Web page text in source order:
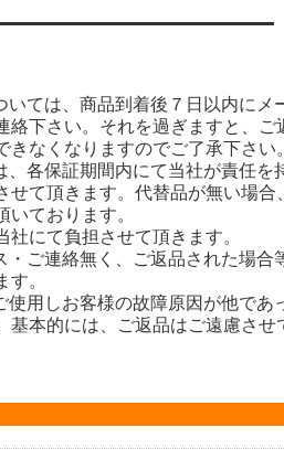
いては、商品到着後７日以内にメ
絡下さい。それを過ぎますと、ご
きなくなりますのでご了承下さい
、各保証期間内にて当社が責任を
せて頂きます。代替品が無い場合
ております。
にて負担させて頂きます。
・ご連絡無く、ご返品された場合
。
使用しお客様の故障原因が他であ
基本的には、ご返品はご遠慮させ